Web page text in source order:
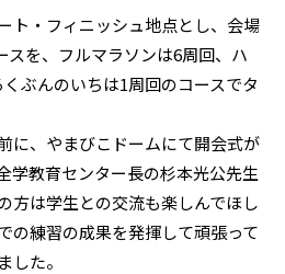
ト・フィニッシュ地点とし、会場
スを、フルマラソンは6周回、ハ
ぶんのいちは1周回のコースでタ
に、やまびこドームにて開会式が
学教育センター長の杉本光公先生
方は学生との交流も楽しんでほし
の練習の成果を発揮して頑張って
した。